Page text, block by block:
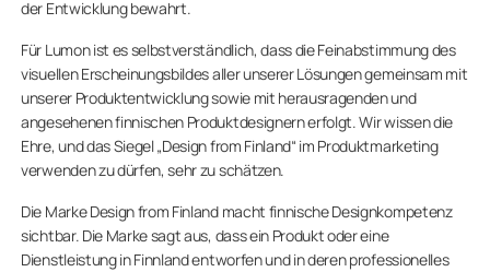
der Entwicklung bewahrt.
Für Lumon ist es selbstverständlich, dass die Feinabstimmung des
visuellen Erscheinungsbildes aller unserer Lösungen gemeinsam mit
unserer Produktentwicklung sowie mit herausragenden und
angesehenen finnischen Produktdesignern erfolgt. Wir wissen die
Ehre, und das Siegel „Design from Finland“ im Produktmarketing
verwenden zu dürfen, sehr zu schätzen.
Die Marke Design from Finland macht finnische Designkompetenz
sichtbar. Die Marke sagt aus, dass ein Produkt oder eine
Dienstleistung in Finnland entworfen und in deren professionelles